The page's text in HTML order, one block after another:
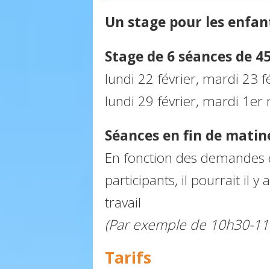
Un stage pour les
Stage de 6 séances de
lundi 22 février, mardi 23
lundi 29 février, mardi 1er
Séances en fin de
En fonction des
participants, il pourrait il y
travail
(Par exemple de 10h30-
Tarifs